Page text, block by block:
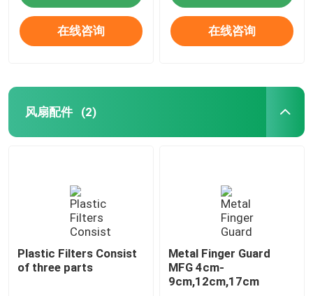
在线咨询 在线咨询
风扇配件 (2)
Plastic Filters Consist
of three parts
Metal Finger Guard
MFG 4cm-
9cm,12cm,17cm